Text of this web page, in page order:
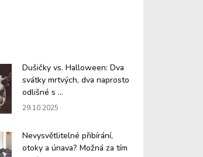
Dušičky vs. Halloween: Dva
svátky mrtvých, dva naprosto
odlišné s ...
29.10.2025
Nevysvětlitelné přibírání,
otoky a únava? Možná za tím